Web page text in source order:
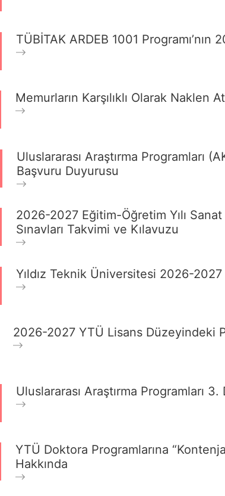
TÜBİTAK ARDEB 1001 Programı’nın
Memurların Karşılıklı Olarak Naklen
Uluslararası Araştırma Programları
Başvuru Duyurusu
2026-2027 Eğitim-Öğretim Yılı
Sınavları Takvimi ve Kılavuzu
Yıldız Teknik Üniversitesi 2026-
2026-2027 YTÜ Lisans Düzeyindeki
Uluslararası Araştırma Programları
YTÜ Doktora Programlarına
Hakkında